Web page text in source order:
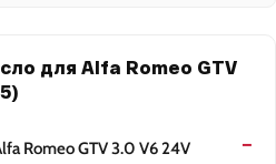
для Alfa Romeo GTV
Romeo GTV 3.0 V6 24V